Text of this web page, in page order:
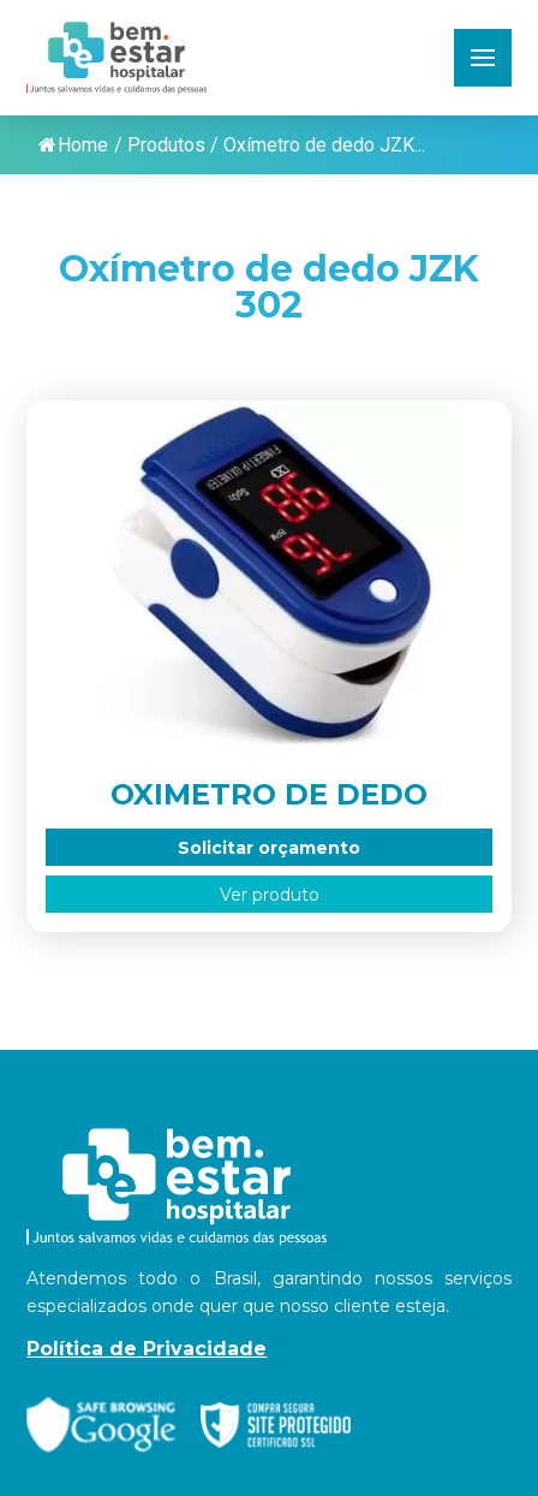
Home / Produtos / Oxímetro de dedo JZK...
Oxímetro de dedo JZK
302
OXIMETRO DE DEDO
Solicitar orçamento
Ver produto
Atendemos todo o Brasil, garantindo nossos serviços
especializados onde quer que nosso cliente esteja.
Política de Privacidade